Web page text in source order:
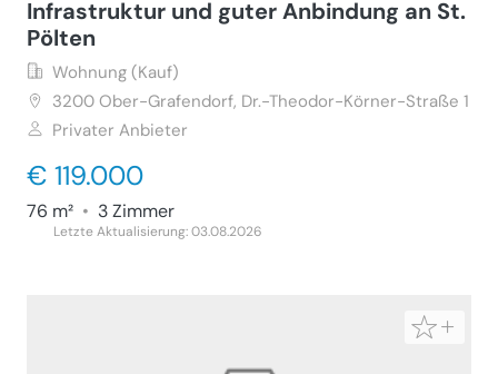
Infrastruktur und guter Anbindung an St.
Pölten
Wohnung (Kauf)
3200 Ober-Grafendorf, Dr.-Theodor-Körner-Straße 1
Privater Anbieter
€ 119.000
76 m² • 3 Zimmer
Letzte Aktualisierung: 03.08.2026